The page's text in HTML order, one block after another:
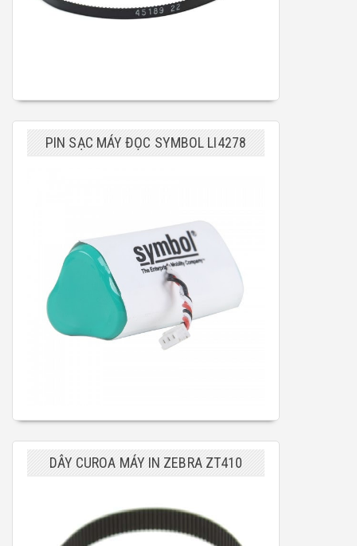
PIN SẠC MÁY ĐỌC SYMBOL LI4278
DÂY CUROA MÁY IN ZEBRA ZT410